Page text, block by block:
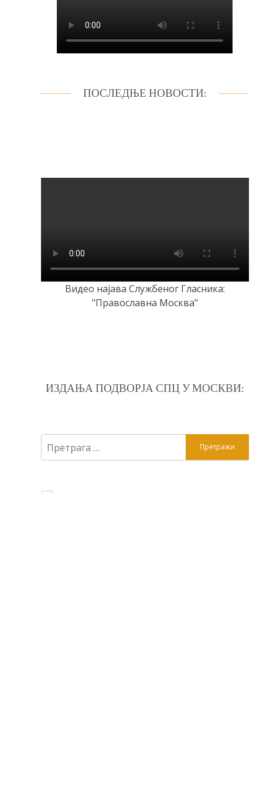
ПОСЛЕДЊЕ НОВОСТИ:
Видео најава Службеног Гласника:
"Православна Москва"
ИЗДАЊА ПОДВОРЈА СПЦ У МОСКВИ:
за: